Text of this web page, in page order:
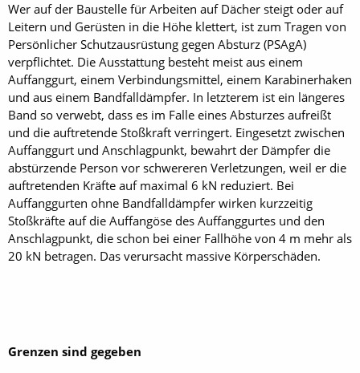
Wer auf der Baustelle für Arbeiten auf Dächer steigt oder auf
Leitern und Gerüsten in die Höhe klettert, ist zum Tragen von
Persönlicher Schutzausrüstung gegen Absturz (PSAgA)
verpflichtet. Die Ausstattung besteht meist aus einem
Auffanggurt, einem Verbindungsmittel, einem Karabinerhaken
und aus einem Bandfalldämpfer. In letzterem ist ein längeres
Band so verwebt, dass es im Falle eines Absturzes aufreißt
und die auftretende Stoßkraft verringert. Eingesetzt zwischen
Auffanggurt und Anschlagpunkt, ­bewahrt der Dämpfer die
abstürzende Person vor schwereren Verletzungen, weil er die
auftretenden Kräfte auf maximal 6 kN reduziert. Bei
Auffanggurten ohne Bandfalldämpfer wirken kurzzeitig
Stoßkräfte auf die Auffangöse des Auffanggurtes und den
Anschlagpunkt, die schon bei einer Fallhöhe von 4 m mehr als
20 kN betragen. Das verursacht massive Körperschäden.
Grenzen sind gegeben